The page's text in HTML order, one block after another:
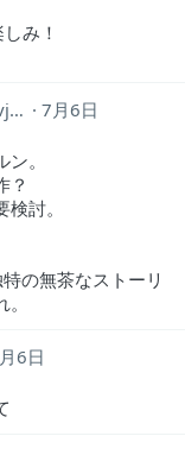
み！
7月6日
。
？
討。
の無茶なストーリ
6日